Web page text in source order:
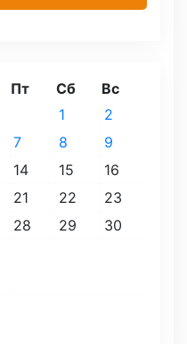
Пт Сб Вс
1
2
7 8
9
14 15
16
21 22
23
28 29
30